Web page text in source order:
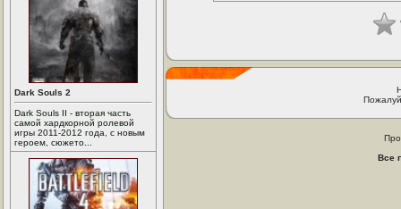
Dark Souls 2
Dark Souls II - вторая часть
самой хардкорной ролевой
игры 2011-2012 года, с новым
героем, сюжето...
Все